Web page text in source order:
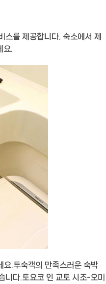
를 제공합니다. 숙소에서 제
.
요.투숙객의 만족스러운 숙박
니다.토요코 인 교토 시조-오미